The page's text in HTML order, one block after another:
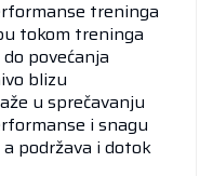
treninga
tokom treninga
povećanja
blizu
u sprečavanju
i snagu
podržava i dotok